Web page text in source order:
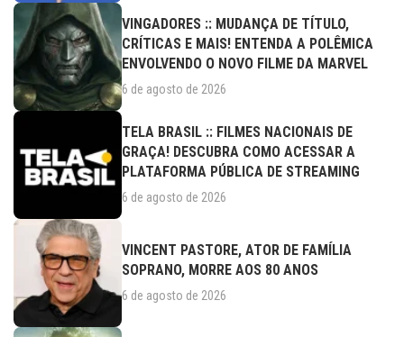
VINGADORES :: MUDANÇA DE TÍTULO,
CRÍTICAS E MAIS! ENTENDA A POLÊMICA
ENVOLVENDO O NOVO FILME DA MARVEL
6 de agosto de 2026
TELA BRASIL :: FILMES NACIONAIS DE
GRAÇA! DESCUBRA COMO ACESSAR A
PLATAFORMA PÚBLICA DE STREAMING
6 de agosto de 2026
VINCENT PASTORE, ATOR DE FAMÍLIA
SOPRANO, MORRE AOS 80 ANOS
6 de agosto de 2026